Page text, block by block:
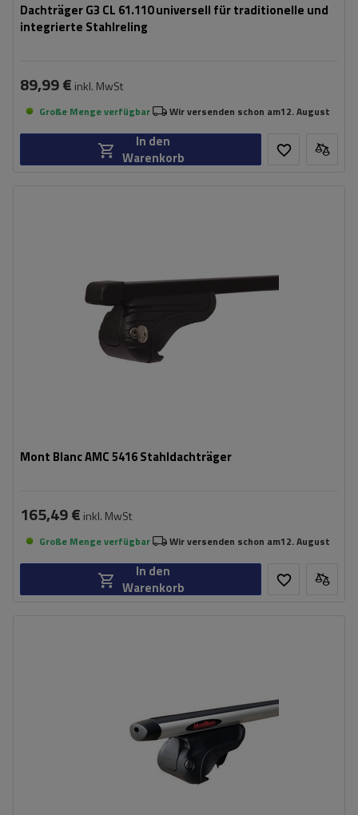
Dachträger G3 CL 61.110 universell für traditionelle und
integrierte Stahlreling
89,99 € inkl. MwSt
Große Menge verfügbar Wir versenden schon am12. August
In den
Warenkorb
Mont Blanc AMC 5416 Stahldachträger
165,49 € inkl. MwSt
Große Menge verfügbar Wir versenden schon am12. August
In den
Warenkorb